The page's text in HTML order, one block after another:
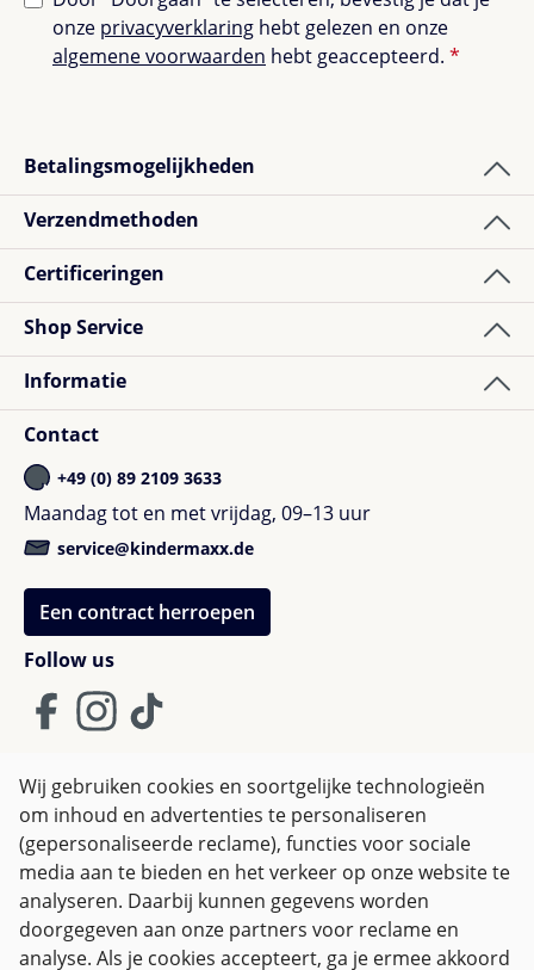
onze privacyverklaring hebt gelezen en onze
algemene voorwaarden hebt geaccepteerd. *
Betalingsmogelijkheden
Verzendmethoden
Certificeringen
Follow us
Shop Service
Informatie
Contact
+49 (0) 89 2109 3633
Maandag tot en met vrijdag, 09–13 uur
service@kindermaxx.de
Een contract herroepen
Algemene Voorwaarden
Privacy policy & Cookies
Herroepingsrecht
Alle prijzen incl. btw plusverzendkosten en eventuele
Wij gebruiken cookies en soortgelijke technologieën
om inhoud en advertenties te personaliseren
(gepersonaliseerde reclame), functies voor sociale
media aan te bieden en het verkeer op onze website te
analyseren. Daarbij kunnen gegevens worden
doorgegeven aan onze partners voor reclame en
analyse. Als je cookies accepteert, ga je ermee akkoord